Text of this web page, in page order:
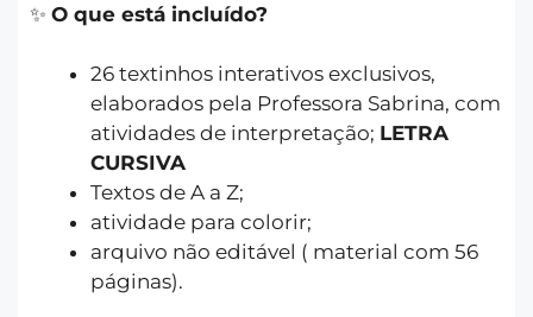
✨ O que está incluído?
26 textinhos interativos exclusivos,
elaborados pela Professora Sabrina, com
atividades de interpretação; LETRA
CURSIVA
Textos de A a Z;
atividade para colorir;
arquivo não editável ( material com 56
páginas).